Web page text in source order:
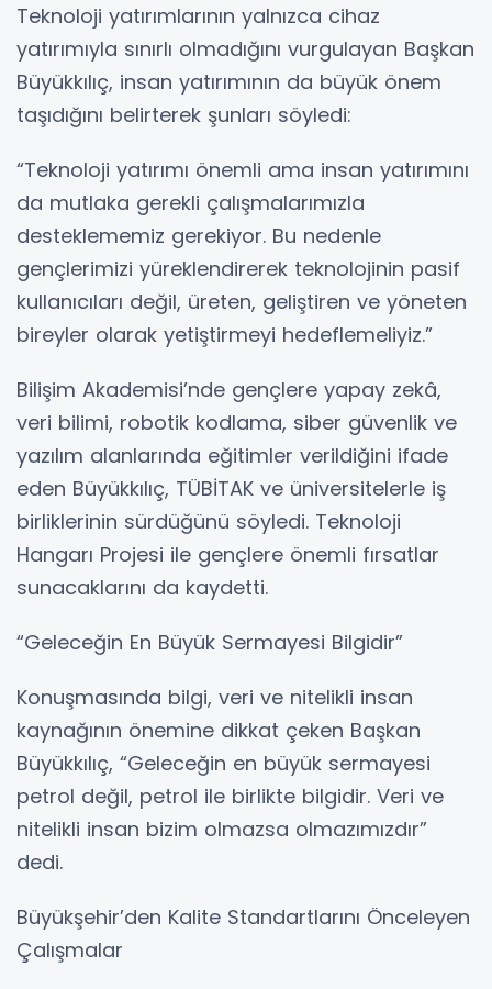
Teknoloji yatırımlarının yalnızca cihaz
yatırımıyla sınırlı olmadığını vurgulayan Başkan
Büyükkılıç, insan yatırımının da büyük önem
taşıdığını belirterek şunları söyledi:
“Teknoloji yatırımı önemli ama insan yatırımını
da mutlaka gerekli çalışmalarımızla
desteklememiz gerekiyor. Bu nedenle
gençlerimizi yüreklendirerek teknolojinin pasif
kullanıcıları değil, üreten, geliştiren ve yöneten
bireyler olarak yetiştirmeyi hedeflemeliyiz.”
Bilişim Akademisi’nde gençlere yapay zekâ,
veri bilimi, robotik kodlama, siber güvenlik ve
yazılım alanlarında eğitimler verildiğini ifade
eden Büyükkılıç, TÜBİTAK ve üniversitelerle iş
birliklerinin sürdüğünü söyledi. Teknoloji
Hangarı Projesi ile gençlere önemli fırsatlar
sunacaklarını da kaydetti.
“Geleceğin En Büyük Sermayesi Bilgidir”
Konuşmasında bilgi, veri ve nitelikli insan
kaynağının önemine dikkat çeken Başkan
Büyükkılıç, “Geleceğin en büyük sermayesi
petrol değil, petrol ile birlikte bilgidir. Veri ve
nitelikli insan bizim olmazsa olmazımızdır”
dedi.
Büyükşehir’den Kalite Standartlarını Önceleyen
Çalışmalar